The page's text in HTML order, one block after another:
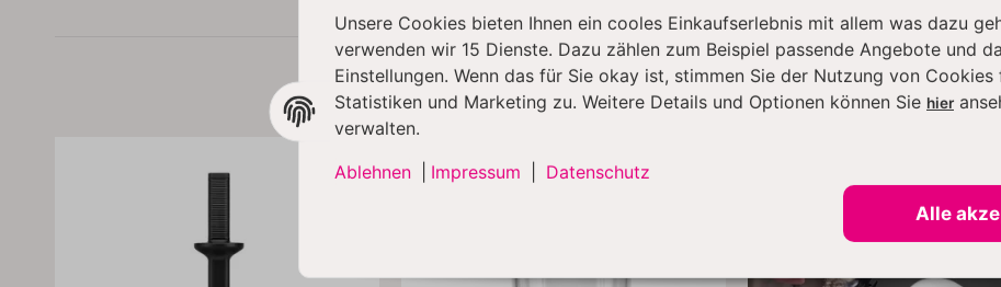
KUNDEN KAUFTEN DAZU FOLGENDE
Unsere Cookies bieten Ihnen ein cooles Einkaufserlebnis mit allem was dazu
verwenden wir 15 Dienste. Dazu zählen zum Beispiel passende Angebote und
Einstellungen. Wenn das für Sie okay ist, stimmen Sie der Nutzung von Cookies
Statistiken und Marketing zu. Weitere Details und Optionen können Sie hier
verwalten.
Ablehnen
Impressum
Datenschutz
Alle